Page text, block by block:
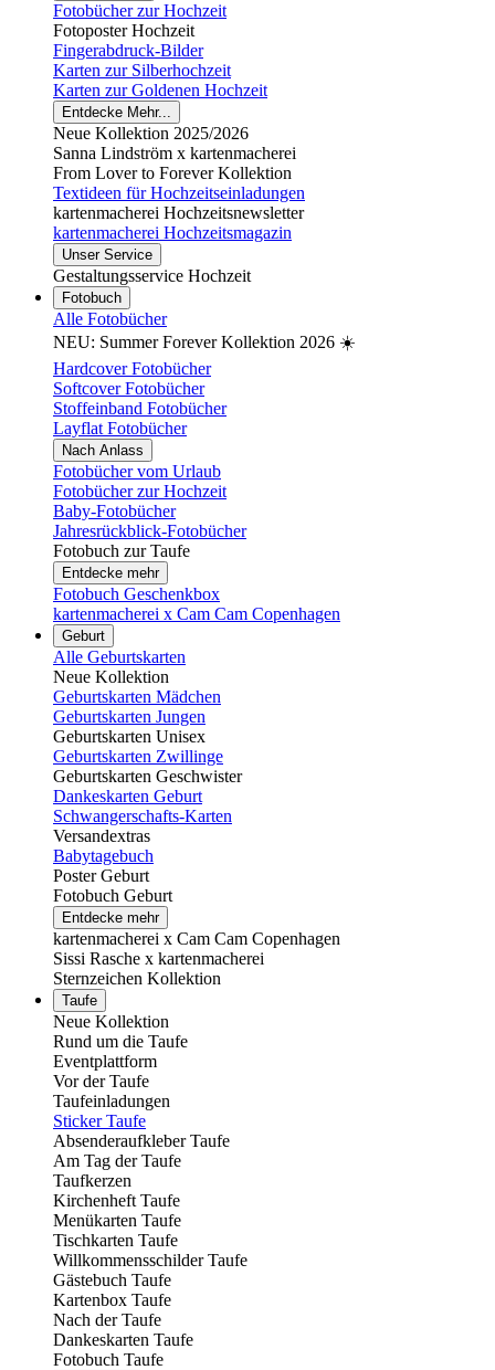
Fotobücher zur Hochzeit
Fotoposter Hochzeit
Fingerabdruck-Bilder
Karten zur Silberhochzeit
Karten zur Goldenen Hochzeit
Entdecke Mehr...
Neue Kollektion 2025/2026
Sanna Lindström x kartenmacherei
From Lover to Forever Kollektion
Textideen für Hochzeitseinladungen
kartenmacherei Hochzeitsnewsletter
kartenmacherei Hochzeitsmagazin
Unser Service
Gestaltungsservice Hochzeit
Fotobuch
Alle Fotobücher
NEU: Summer Forever Kollektion 2026 ☀️
Hardcover Fotobücher
Softcover Fotobücher
Stoffeinband Fotobücher
Layflat Fotobücher
Nach Anlass
Fotobücher vom Urlaub
Fotobücher zur Hochzeit
Baby-Fotobücher
Jahresrückblick-Fotobücher
Fotobuch zur Taufe
Entdecke mehr
Fotobuch Geschenkbox
kartenmacherei x Cam Cam Copenhagen
Geburt
Alle Geburtskarten
Neue Kollektion
Geburtskarten Mädchen
Geburtskarten Jungen
Geburtskarten Unisex
Geburtskarten Zwillinge
Geburtskarten Geschwister
Dankeskarten Geburt
Schwangerschafts-Karten
Versandextras
Babytagebuch
Poster Geburt
Fotobuch Geburt
Entdecke mehr
kartenmacherei x Cam Cam Copenhagen
Sissi Rasche x kartenmacherei
Sternzeichen Kollektion
Taufe
Neue Kollektion
Rund um die Taufe
Eventplattform
Vor der Taufe
Taufeinladungen
Sticker Taufe
Absenderaufkleber Taufe
Am Tag der Taufe
Taufkerzen
Kirchenheft Taufe
Menükarten Taufe
Tischkarten Taufe
Willkommensschilder Taufe
Gästebuch Taufe
Kartenbox Taufe
Nach der Taufe
Dankeskarten Taufe
Fotobuch Taufe